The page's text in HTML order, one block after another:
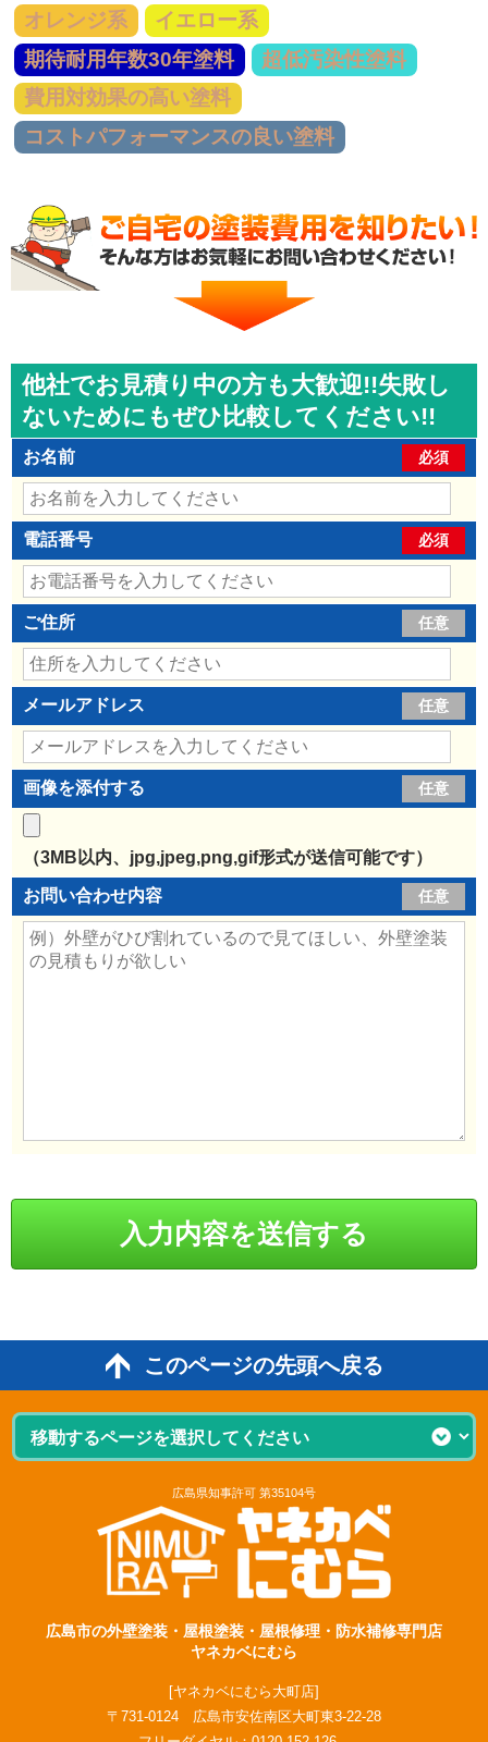
オレンジ系
イエロー系
期待耐用年数30年塗料
超低汚染性塗料
費用対効果の高い塗料
コストパフォーマンスの良い塗料
他社でお見積り中の方も大歓迎!!失敗し
ないためにもぜひ比較してください!!
お名前 必須
電話番号 必須
ご住所 任意
メールアドレス 任意
画像を添付する 任意
（3MB以内、jpg,jpeg,png,gif形式が送信可能です）
お問い合わせ内容 任意
このページの先頭へ戻る
広島県知事許可 第35104号
広島市の外壁塗装・屋根塗装・屋根修理・防水補修専門店
ヤネカベにむら
[ヤネカベにむら大町店]
〒731-0124 広島市安佐南区大町東3-22-28